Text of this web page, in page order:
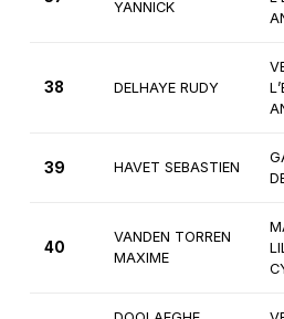
YANNICK
38 DELHAYE RUDY
39 HAVET SEBASTIEN
40
VANDEN TORREN
MAXIME